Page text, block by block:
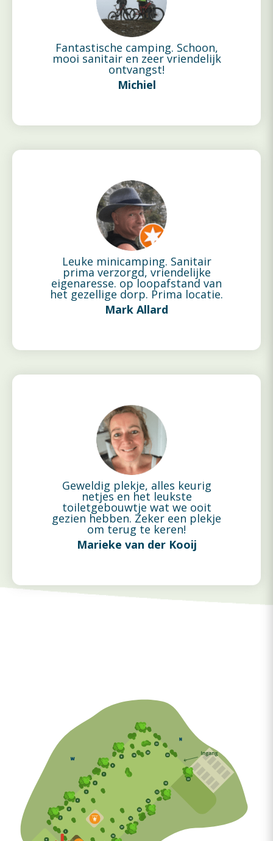
Fantastische camping. Schoon,
mooi sanitair en zeer vriendelijk
ontvangst!
Michiel
Leuke minicamping. Sanitair
prima verzorgd, vriendelijke
eigenaresse. op loopafstand van
het gezellige dorp. Prima locatie.
Mark Allard
Geweldig plekje, alles keurig
netjes en het leukste
toiletgebouwtje wat we ooit
gezien hebben. Zeker een plekje
om terug te keren!
Marieke van der Kooij